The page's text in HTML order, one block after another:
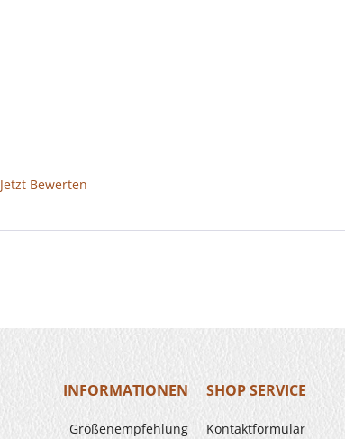
Jetzt Bewerten
INFORMATIONEN
Größenempfehlung
SHOP SERVICE
Kontaktformular